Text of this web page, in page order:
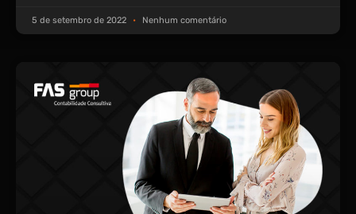
5 de setembro de 2022 Nenhum comentário